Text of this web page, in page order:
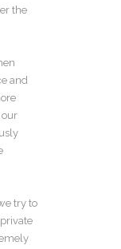
the
and
our
try to